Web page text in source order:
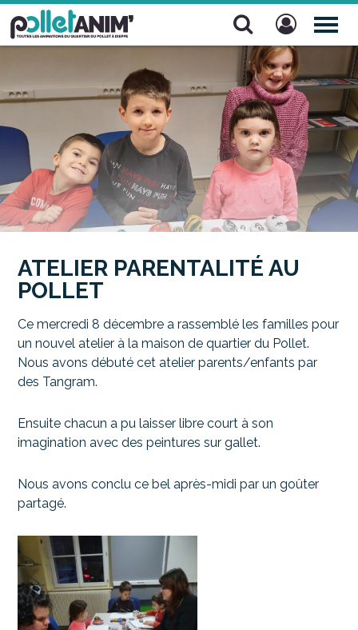
Pollet Anim'
ATELIER PARENTALITÉ AU
POLLET
Ce mercredi 8 décembre a rassemblé les familles pour
un nouvel atelier à la maison de quartier du Pollet.
Nous avons débuté cet atelier parents/enfants par
des Tangram.
Ensuite chacun a pu laisser libre court à son
imagination avec des peintures sur gallet.
Nous avons conclu ce bel après-midi par un goûter
partagé.